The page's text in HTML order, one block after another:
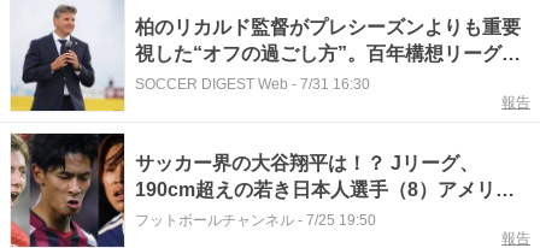
柏のリカルド監督がプレシーズンよりも重要
視した“オフの過ごし方”。百年構想リーグの
反省を踏まえて選手たちに要求したこと
SOCCER DIGEST Web - 7/31 16:30
報告
サッカー界の大谷翔平は！？ Jリーグ、
190cm超えの若き日本人選手（8）アメリカ
帰りの超逸材！ 百年構想リーグでは無双？
フットボールチャンネル - 7/25 19:50
報告